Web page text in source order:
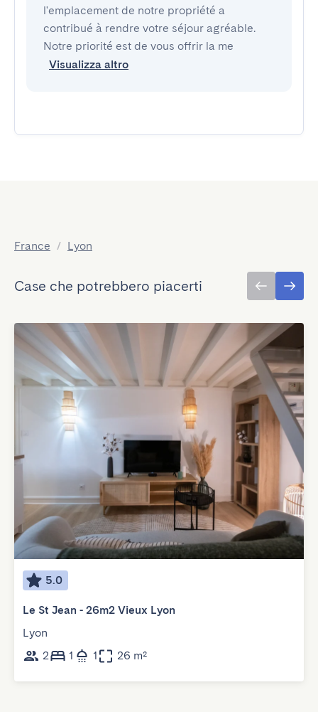
l'emplacement de notre propriété a
contribué à rendre votre séjour agréable.
Notre priorité est de vous offrir la me
Visualizza altro
France / Lyon
Case che potrebbero piacerti
5.0
Le St Jean - 26m2 Vieux Lyon
Lyon
2
1 1 26 m²